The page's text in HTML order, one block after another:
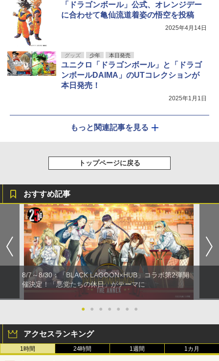
「ドラゴンボール」公式、オレンジデー
に合わせて亀仙流道着姿の悟空を投稿
2025年4月14日
グッズ 少年 本日発売
ユニクロ「ドラゴンボール」と「ドラゴ
ンボールDAIMA」のUTコレクションが
本日発売！
2025年1月1日
もっと関連記事を見る
トップページに戻る
おすすめ記事
8/7～8/30：「BLACK LAGOON×HUB」コラボ第2弾開
催決定！「悪党たちの休日」がテーマに
● ● ● ● ● ● ●
アクセスランキング
1時間 24時間 1週間 1カ月